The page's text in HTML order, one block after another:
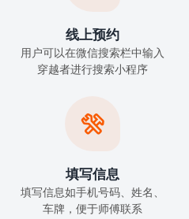
线上预约
用户可以在微信搜索栏中输入
穿越者进行搜索小程序

填写信息
填写信息如手机号码、姓名、
车牌，便于师傅联系